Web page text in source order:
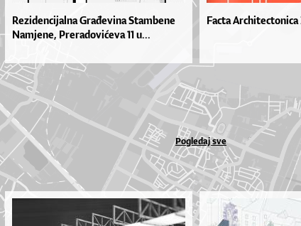
Rezidencijalna Građevina Stambene
Namjene, Preradovićeva 11 u...
Facta Architectonica
Pogledaj sve